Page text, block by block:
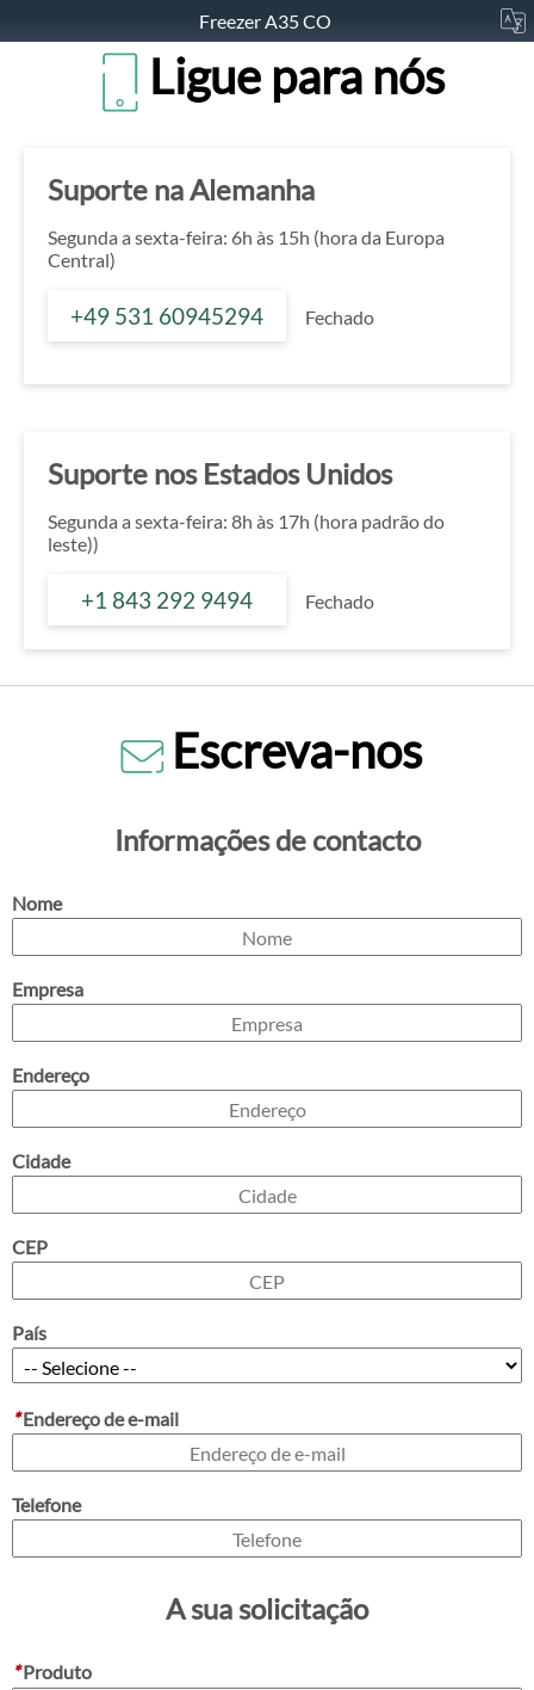
Freezer A35 CO
Ligue para nós
Suporte na Alemanha
Segunda a sexta-feira: 6h às 15h (hora da Europa
Central)
+49 531 60945294 Fechado
Suporte nos Estados Unidos
Segunda a sexta-feira: 8h às 17h (hora padrão do
leste))
+1 843 292 9494 Fechado
Escreva-nos
Informações de contacto
Nome
Empresa
Endereço
Cidade
CEP
País
*Endereço de e-mail
Telefone
A sua solicitação
*Produto